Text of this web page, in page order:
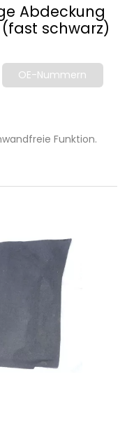
Abdeckung
schwarz)
OE-Nummern
Funktion.